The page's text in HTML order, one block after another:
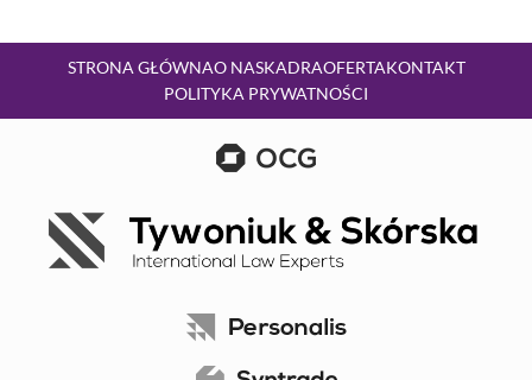
STRONA GŁÓWNAO NASKADRAOFERTAKONTAKT
POLITYKA PRYWATNOŚCI